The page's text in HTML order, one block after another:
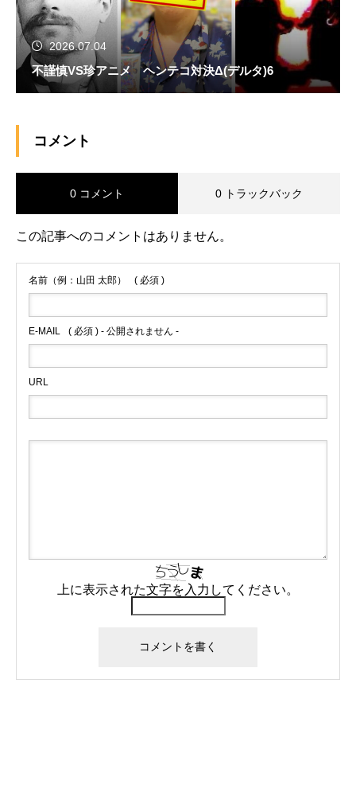
2026.07.04
不謹慎VS珍アニメ ヘンテコ対決Δ(デルタ)6
コメント
0 コメント 0 トラックバック
この記事へのコメントはありません。
名前（例：山田 太郎） ( 必須 )
E-MAIL ( 必須 ) - 公開されません -
URL
上に表示された文字を入力してください。